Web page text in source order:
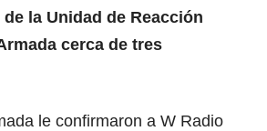
la Unidad de Reacción
cerca de tres
le confirmaron a W Radio